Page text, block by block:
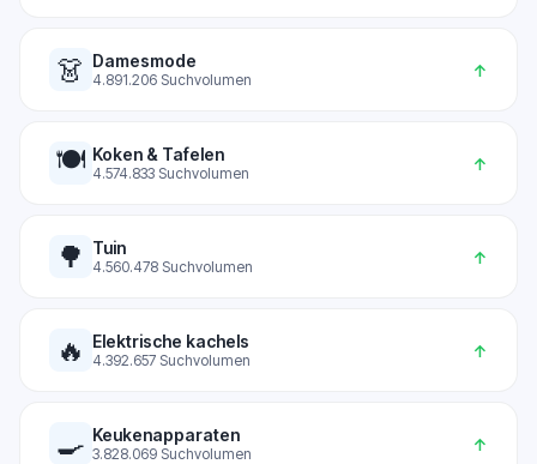
👗 Damesmode
4.891.206 Suchvolumen ↑
🍽️ Koken & Tafelen
4.574.833 Suchvolumen ↑
🌳 Tuin
4.560.478 Suchvolumen ↑
🔥 Elektrische kachels
4.392.657 Suchvolumen ↑
🍳 Keukenapparaten
3.828.069 Suchvolumen ↑